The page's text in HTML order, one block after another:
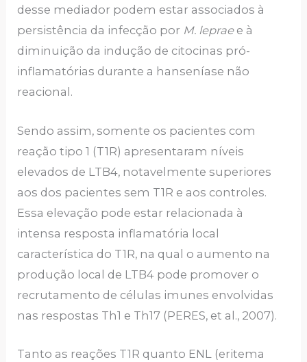
desse mediador podem estar associados à
persistência da infecção por M. lepraee à
diminuição da indução de citocinas pró-
inflamatórias durante a hanseníase não
reacional.
Sendo assim, somente os pacientes com
reação tipo 1 (T1R) apresentaram níveis
elevados de LTB4, notavelmente superiores
aos dos pacientes sem T1R e aos controles.
Essa elevação pode estar relacionada à
intensa resposta inflamatória local
característica do T1R, na qual o aumento na
produção local de LTB4 pode promover o
recrutamento de células imunes envolvidas
nas respostas Th1 e Th17 (PERES, et al., 2007).
Tanto as reações T1R quanto ENL (eritema